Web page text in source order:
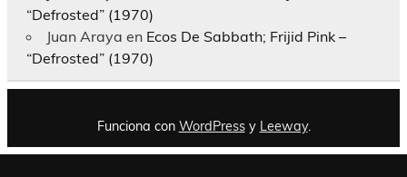
“Defrosted” (1970)
Juan Araya en Ecos De Sabbath; Frijid Pink –
“Defrosted” (1970)
Funciona con WordPressy Leeway.